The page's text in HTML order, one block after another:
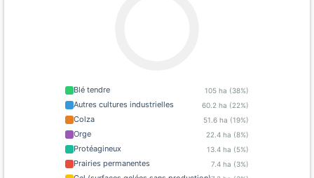
Blé tendre 105 ha (38%)
Autres cultures industrielles 60.2 ha (22%)
Colza 51.6 ha (19%)
Orge 22.4 ha (8%)
Protéagineux 13.4 ha (5%)
Prairies permanentes 7.4 ha (3%)